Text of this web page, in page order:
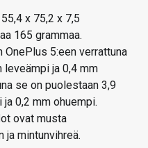
x 75,2 x 7,5
165 grammaa.
OnePlus 5:een verrattuna
leveämpi ja 0,4 mm
se on puolestaan 3,9
0,2 mm ohuempi.
ovat musta
ja mintunvihreä.